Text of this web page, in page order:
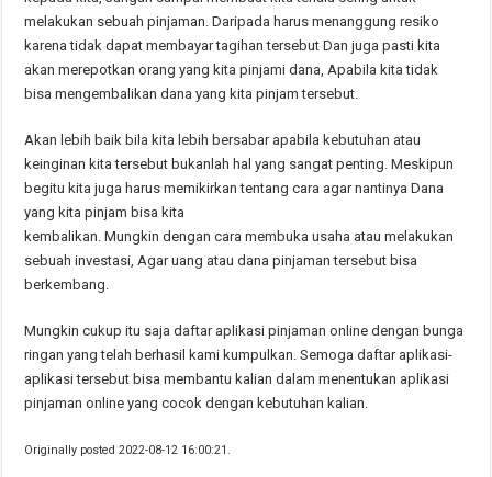
melakukan sebuah pinjaman. Daripada harus menanggung resiko
karena tidak dapat membayar tagihan tersebut Dan juga pasti kita
akan merepotkan orang yang kita pinjami dana, Apabila kita tidak
bisa mengembalikan dana yang kita pinjam tersebut.
Akan lebih baik bila kita lebih bersabar apabila kebutuhan atau
keinginan kita tersebut bukanlah hal yang sangat penting. Meskipun
begitu kita juga harus memikirkan tentang cara agar nantinya Dana
yang kita pinjam bisa kita
kembalikan. Mungkin dengan cara membuka usaha atau melakukan
sebuah investasi, Agar uang atau dana pinjaman tersebut bisa
berkembang.
Mungkin cukup itu saja daftar aplikasi pinjaman online dengan bunga
ringan yang telah berhasil kami kumpulkan. Semoga daftar aplikasi-
aplikasi tersebut bisa membantu kalian dalam menentukan aplikasi
pinjaman online yang cocok dengan kebutuhan kalian.
Originally posted 2022-08-12 16:00:21.